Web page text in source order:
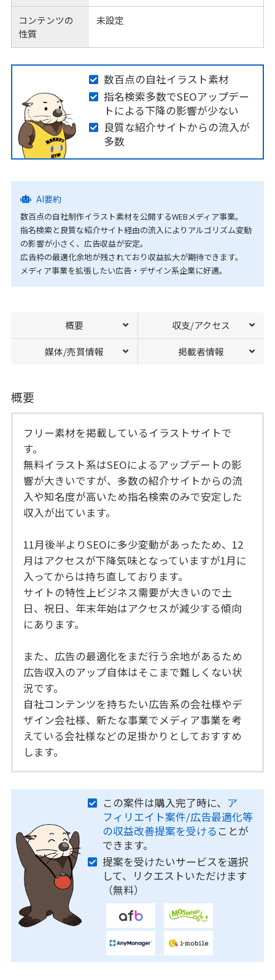
コンテンツの
性質
未設定
数百点の自社イラスト素材
指名検索多数でSEOアップデー
トによる下降の影響が少ない
良質な紹介サイトからの流入が
多数
AI要約
数百点の自社制作イラスト素材を公開するWEBメディア事業。
指名検索と良質な紹介サイト経由の流入によりアルゴリズム変動
の影響が小さく、広告収益が安定。
広告枠の最適化余地が残されており収益拡大が期待できます。
メディア事業を拡張したい広告・デザイン系企業に好適。
概要 収支/アクセス
媒体/売買情報 掲載者情報
概要
フリー素材を掲載しているイラストサイトで
す。
無料イラスト系はSEOによるアップデートの影
響が大きいですが、多数の紹介サイトからの流
入や知名度が高いため指名検索のみで安定した
収入が出ています。
11月後半よりSEOに多少変動があったため、12
月はアクセスが下降気味となっていますが1月に
入ってからは持ち直しております。
サイトの特性上ビジネス需要が大きいので土
日、祝日、年末年始はアクセスが減少する傾向
にあります。
また、広告の最適化をまだ行う余地があるため
広告収入のアップ自体はそこまで難しくない状
況です。
自社コンテンツを持ちたい広告系の会社様やデ
ザイン会社様、新たな事業でメディア事業を考
えている会社様などの足掛かりとしておすすめ
します。
この案件は購入完了時に、 ア
フィリエイト案件/広告最適化等
の収益改善提案を受ける ことが
できます。
提案を受けたいサービスを選択
して、リクエストいただけます
（無料）